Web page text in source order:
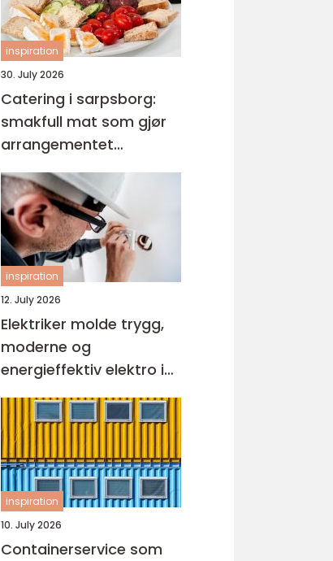
inspiration
30. July 2026
Catering i sarpsborg:
smakfull mat som gjør
arrangementet
komplett
inspiration
12. July 2026
Elektriker molde trygg,
moderne og
energieffektiv elektro i
hverdagen
inspiration
10. July 2026
Containerservice som